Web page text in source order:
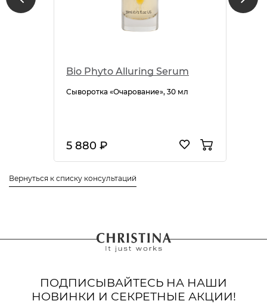
Bio Phyto Alluring Serum
Сыворотка «Очарование», 30 мл
5 880 ₽
Вернуться к списку консультаций
ПОДПИСЫВАЙТЕСЬ НА НАШИ
НОВИНКИ И СЕКРЕТНЫЕ АКЦИИ!